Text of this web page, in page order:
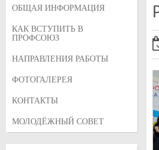
УЛАН-УДЭ. БУРЯТСКИЙ АРБАТ
Изначально, улица называлась
Большая Николаевская, после
была переименована в его честь, и
ОБЩАЯ ИНФОРМАЦИЯ
КАК ВСТУПИТЬ В
ПРОФСОЮЗ
НАПРАВЛЕНИЯ РАБОТЫ
ФОТОГАЛЕРЕЯ
КОНТАКТЫ
МОЛОДЁЖНЫЙ СОВЕТ